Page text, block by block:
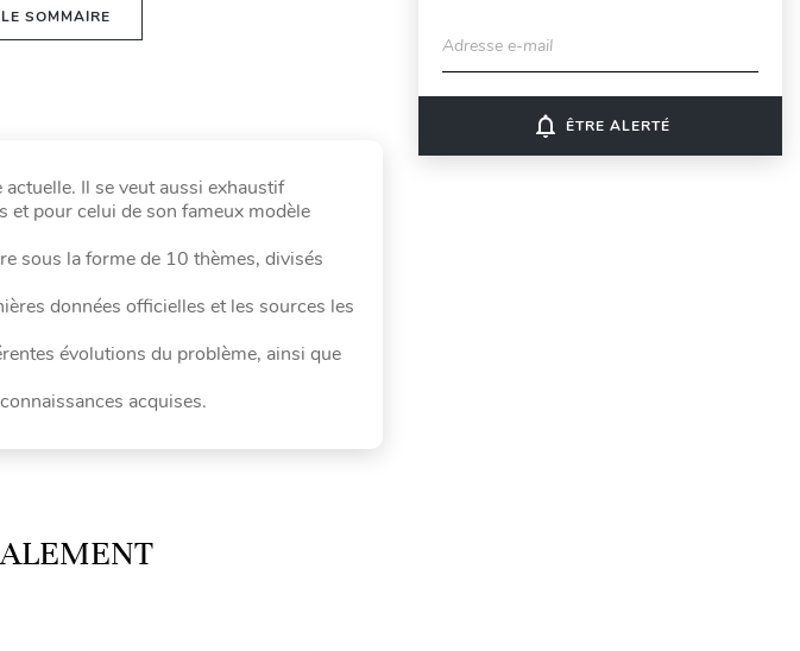
SOMMAIRE
Il se veut aussi exhaustif
et pour celui de son fameux modèle
sous la forme de 10 thèmes, divisés
données officielles et les sources les
évolutions du problème, ainsi que
acquises.
Adresse e-mail
notifications_none ÊTRE ALERTÉ